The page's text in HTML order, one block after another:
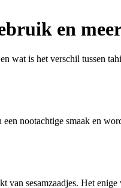
en
wat is het verschil tussen
nootachtige smaak en
van sesamzaadjes. Het